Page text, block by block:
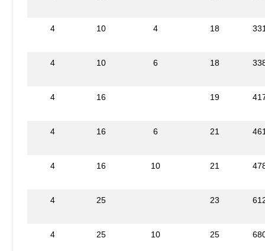
4 10 4 18
4 10 6 18
4 16 19
4 16 6 21
4 16 10 21
4 25 23
4 25 10 25